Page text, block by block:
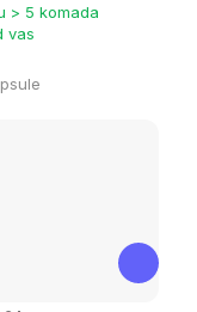
> 5 komada
vas